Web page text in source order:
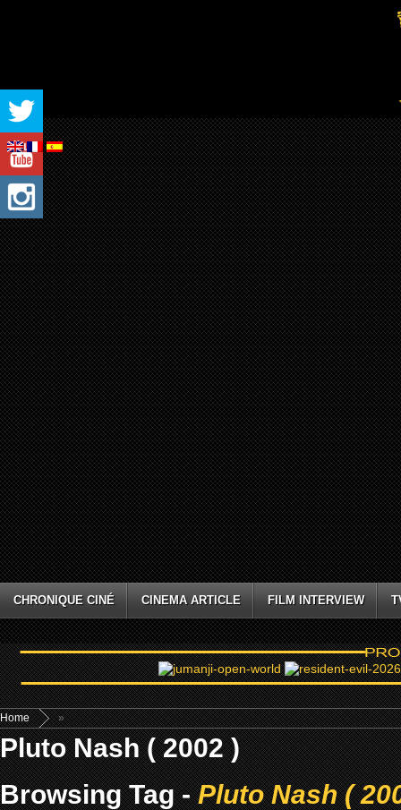
CHRONIQUE CINÉ CINEMA ARTICLE FILM INTERVIEW
Home »
Pluto Nash ( 2002 )
Browsing Tag -Pluto Nash (